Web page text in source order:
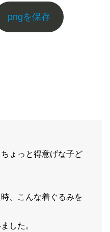
pngを保存
ょっと得意げな子ど
、こんな着ぐるみを
した。